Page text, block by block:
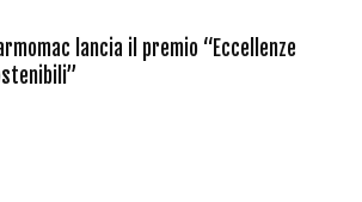
lancia il premio “Eccellenze